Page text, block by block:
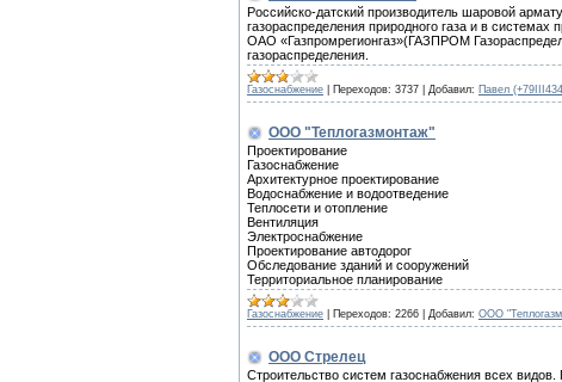
Российско-датский производитель шаровой
газораспределения природного газа и в
ОАО «Газпромрегионгаз»(ГАЗПРОМ
газораспределения.
Газоснабжение Переходов: 3737 Добавил: Павел
ООО "Теплогазмонтаж"
Проектирование
Газоснабжение
Архитектурное проектирование
Водоснабжение и водоотведение
Теплосети и отопление
Вентиляция
Электроснабжение
Проектирование автодорог
Обследование зданий и сооружений
Территориальное планирование
Газоснабжение Переходов: 2266 Добавил: ООО
ООО Стрелец
Строительство систем газоснабжения всех